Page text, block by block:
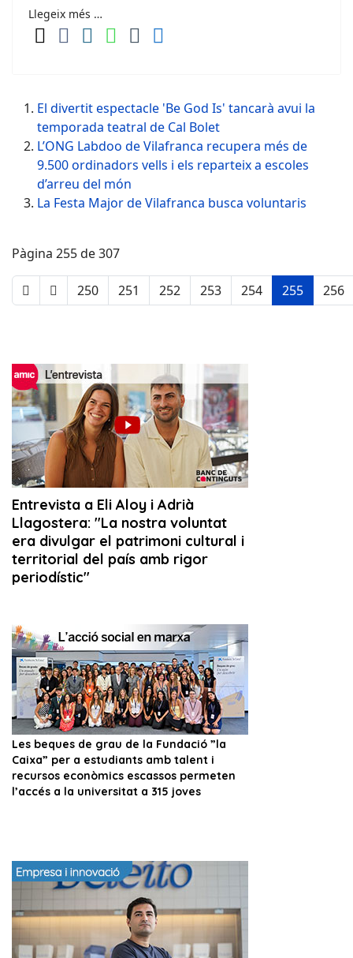
Llegeix més …
El divertit espectacle 'Be God Is' tancarà avui la
temporada teatral de Cal Bolet
L’ONG Labdoo de Vilafranca recupera més de
9.500 ordinadors vells i els reparteix a escoles
d’arreu del món
La Festa Major de Vilafranca busca voluntaris
Pàgina 255 de 307
250 251 252 253 254 255 256